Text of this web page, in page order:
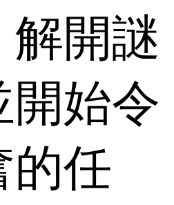
解開謎
開始令
的任